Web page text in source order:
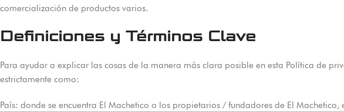
comercialización de productos varios.
Definiciones y Términos Clave
Para ayudar a explicar las cosas de la manera más clara posible en esta Política de
estrictamente como:
País: donde se encuentra El Machetico o los propietarios / fundadores de El Machetico,